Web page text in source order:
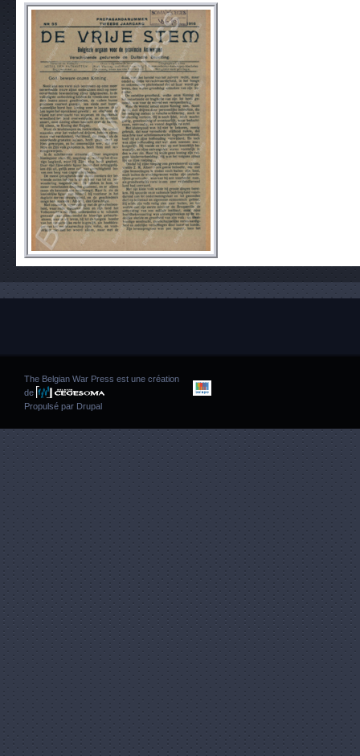
The Belgian War Press est une création
de
Propulsé par Drupal